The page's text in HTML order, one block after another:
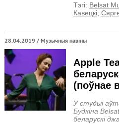
Тэгi: Belsat
Кавецкі,
28.04.2019 /Музычныя навіны
Apple
(поўнае
У студыі
Будкіна
беларускі